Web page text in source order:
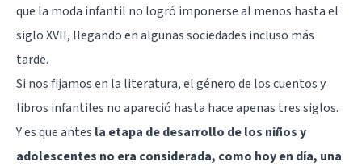
que la moda infantil no logró imponerse al menos hasta el
siglo XVII, llegando en algunas sociedades incluso más
tarde.
Si nos fijamos en la literatura, el género de los cuentos y
libros infantiles no apareció hasta hace apenas tres siglos.
Y es que antes la etapa de desarrollo de los niños y
adolescentes no era considerada, como hoy en día, una